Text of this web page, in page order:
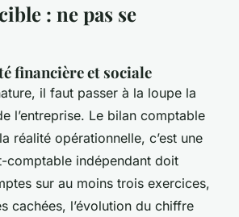
: ne pas se
financière et sociale
il faut passer à la loupe la
l’entreprise. Le bilan comptable
réalité opérationnelle, c’est une
comptable indépendant doit
sur au moins trois exercices,
cachées, l’évolution du chiffre